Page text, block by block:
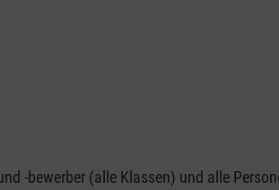
-bewerber (alle Klassen) und alle